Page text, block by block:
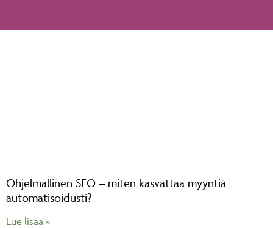
Ohjelmallinen SEO – miten kasvattaa myyntiä
automatisoidusti?
Lue lisää »